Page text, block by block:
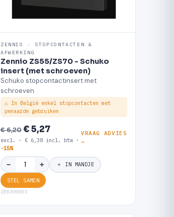
ZENNIO · STOPCONTACTEN &
AFWERKING
Zennio ZS55/ZS70 - Schuko
insert (met schroeven)
Schuko stopcontactinsert met
schroeven
⚠ In België enkel stopcontacten met
penaarde gebruiken
€ 6,20€ 5,27
excl. · € 6,38 incl. btw ·
-15%
VRAAG ADVIES
→
− ＋ ＋ IN MANDJE
STEL SAMEN
ZE8300003